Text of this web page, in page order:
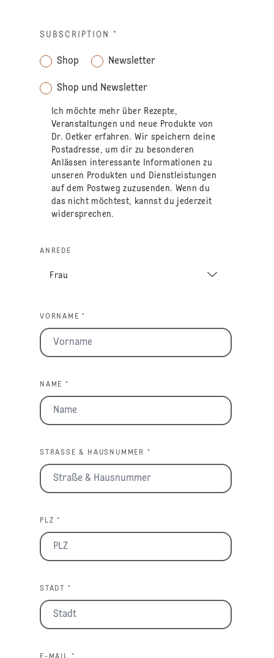
SUBSCRIPTION *
Shop Newsletter
Shop und Newsletter
Ich möchte mehr über Rezepte,
Veranstaltungen und neue Produkte von
Dr. Oetker erfahren. Wir speichern deine
Postadresse, um dir zu besonderen
Anlässen interessante Informationen zu
unseren Produkten und Dienstleistungen
auf dem Postweg zuzusenden. Wenn du
das nicht möchtest, kannst du jederzeit
widersprechen.
ANREDE
VORNAME *
NAME *
STRASSE & HAUSNUMMER *
PLZ *
STADT *